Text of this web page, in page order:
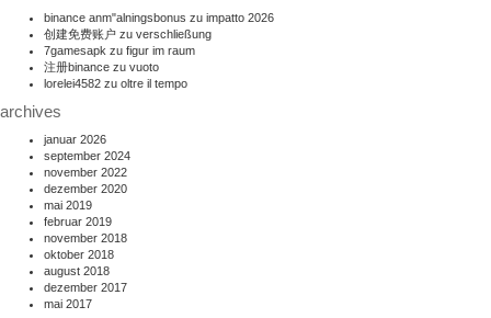
binance anm"alningsbonus zu impatto 2026
创建免费账户 zu verschließung
7gamesapk zu figur im raum
注册binance zu vuoto
lorelei4582 zu oltre il tempo
archives
januar 2026
september 2024
november 2022
dezember 2020
mai 2019
februar 2019
november 2018
oktober 2018
august 2018
dezember 2017
mai 2017